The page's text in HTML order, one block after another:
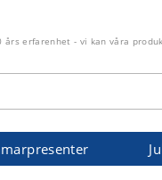
års erfarenhet - vi kan våra